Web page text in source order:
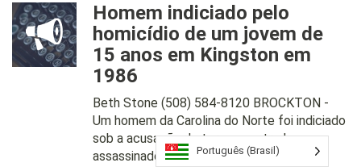
Homem indiciado pelo
homicídio de um jovem de
15 anos em Kingston em
1986
Beth Stone (508) 584-8120 BROCKTON -
Um homem da Carolina do Norte foi indiciado
sob a acusação de ter sequestrado e
assassinado Tracy Gilpin, de 15 anos, em
Português (Brasil)